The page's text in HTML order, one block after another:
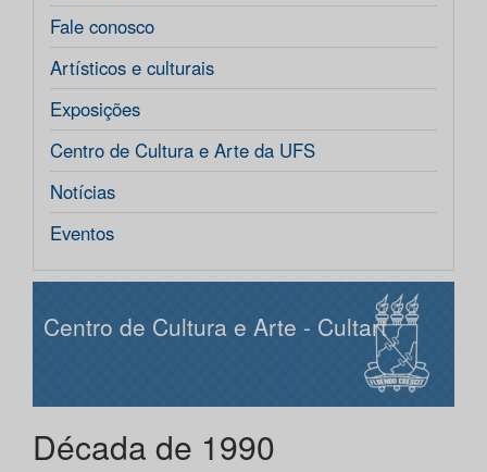
Fale conosco
Artísticos e culturais
Exposições
Centro de Cultura e Arte da UFS
Notícias
Eventos
Centro de Cultura e Arte - Cultart
Década de 1990